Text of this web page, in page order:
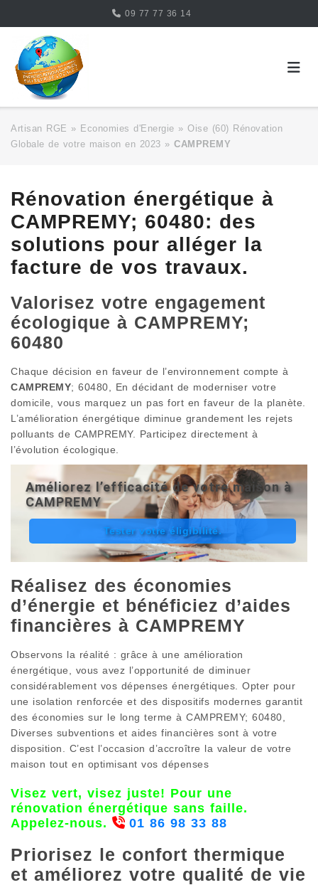
content
09 77 77 36 14
Artisan RGE » Economies d'Energie » Oise (60) Rénovation
Globale de votre maison en 2023 » CAMPREMY
Rénovation énergétique à
CAMPREMY; 60480: des
solutions pour alléger la
facture de vos travaux.
Valorisez votre engagement
écologique à CAMPREMY;
60480
Chaque décision en faveur de l’environnement compte à
CAMPREMY; 60480, En décidant de moderniser votre
domicile, vous marquez un pas fort en faveur de la planète.
L’amélioration énergétique diminue grandement les rejets
polluants de CAMPREMY. Participez directement à
l’évolution écologique.
Améliorez l’efficacité de votre maison à
CAMPREMY
Tester votre éligibilité.
Réalisez des économies
d’énergie et bénéficiez d’aides
financières à CAMPREMY
Observons la réalité : grâce à une amélioration
énergétique, vous avez l’opportunité de diminuer
considérablement vos dépenses énergétiques. Opter pour
une isolation renforcée et des dispositifs modernes garantit
des économies sur le long terme à CAMPREMY; 60480,
Diverses subventions et aides financières sont à votre
disposition. C’est l’occasion d’accroître la valeur de votre
maison tout en optimisant vos dépenses
Visez vert, visez juste! Pour une
rénovation énergétique sans faille.
Appelez-nous.
01 86 98 33 88
Priorisez le confort thermique
et améliorez votre qualité de vie